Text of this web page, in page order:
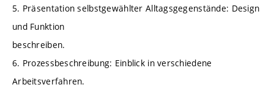
5. Präsentation selbstgewählter Alltagsgegenstände: Design
und Funktion
beschreiben.
6. Prozessbeschreibung: Einblick in verschiedene
Arbeitsverfahren.